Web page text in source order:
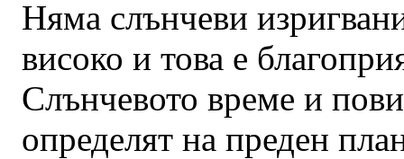
Няма слънчеви
високо и това е
Слънчевото време и
определят на преден